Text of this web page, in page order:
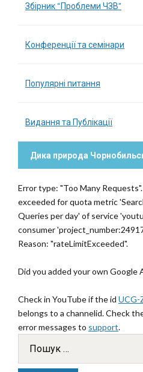
Збірник “Проблеми ЧЗВ”
Конференції та семінари
Популярні питання
Видання та Публікації
Дика природа
Error type: "Too Many
exceeded for quota metric
Queries per day' of service
consumer
Reason: "rateLimitExceeded".
Did you added your own Google
Check in YouTube if the id UCG-
belongs to a channelid. Check
error messages to support.